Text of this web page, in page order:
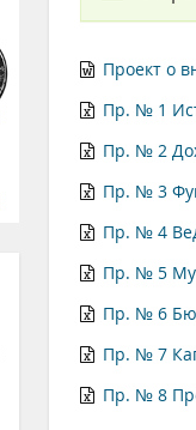
Проект о
Пр. № 1
Пр. № 2
Пр. № 3
Пр. № 4
Пр. № 5
Пр. № 6
Пр. № 7
Пр. № 8